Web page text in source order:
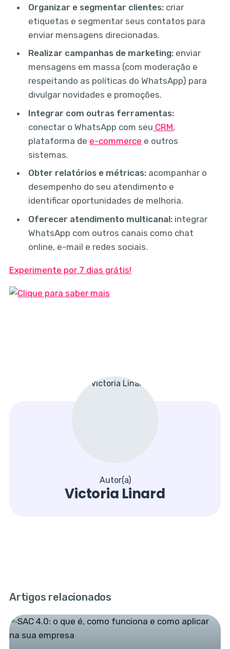
Organizar e segmentar clientes: criar
etiquetas e segmentar seus contatos para
enviar mensagens direcionadas.
Realizar campanhas de marketing: enviar
mensagens em massa (com moderação e
respeitando as políticas do WhatsApp) para
divulgar novidades e promoções.
Integrar com outras ferramentas:
conectar o WhatsApp com seu CRM,
plataforma de e-commerce e outros
sistemas.
Obter relatórios e métricas: acompanhar o
desempenho do seu atendimento e
identificar oportunidades de melhoria.
Oferecer atendimento multicanal: integrar
WhatsApp com outros canais como chat
online, e-mail e redes sociais.
Experimente por 7 dias grátis!
Autor(a)
Victoria Linard
Artigos relacionados